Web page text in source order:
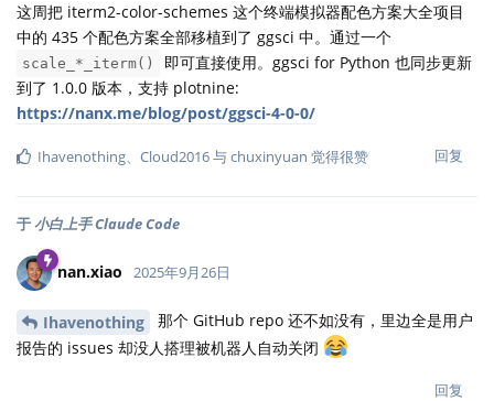
这周把 iterm2-color-schemes 这个终端模拟器配色方案大全项目
中的 435 个配色方案全部移植到了 ggsci 中。通过一个
scale_*_iterm()
即可直接使用。ggsci for Python 也同步更新
到了 1.0.0 版本，支持 plotnine:
https://nanx.me/blog/post/ggsci-4-0-0/
回复
Ihavenothing、 Cloud2016与chuxinyuan 觉得很赞
于小白上手 Claude Code
nan.xiao 2025年9月26日
Ihavenothing
那个 GitHub repo 还不如没有，里边全是用户
报告的 issues 却没人搭理被机器人自动关闭
回复